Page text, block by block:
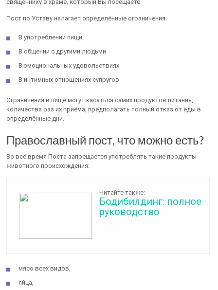
священнику в храме, который Вы посещаете.
Пост по Уставу налагает определённые ограничения:
В употреблении пищи
В общении с другими людьми
В эмоциональных удовольствиях
В интимных отношениях супругов
Ограничения в пище могут касаться самих продуктов питания,
количества раз их приёма, предполагать полный отказ от еды в
определённые дни.
Православный пост, что можно есть?
Во всё время Поста запрещается употреблять такие продукты
животного происхождения:
Читайте также:
Бодибилдинг: полное
руководство
мясо всех видов,
яйца,